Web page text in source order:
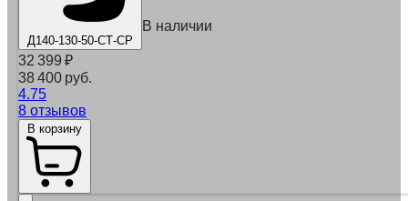
Д140-130-50-СТ-СР
В наличии
32 399 ₽
38 400 руб.
4.75
8 отзывов